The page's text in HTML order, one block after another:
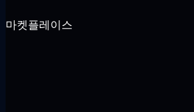
마켓플레이스